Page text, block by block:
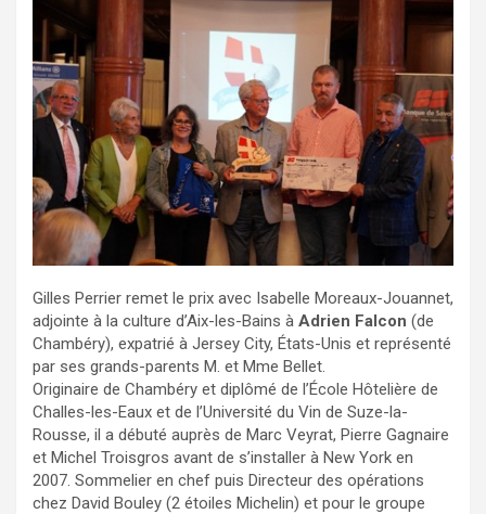
Gilles Perrier remet le prix avec Isabelle Moreaux-Jouannet,
adjointe à la culture d’Aix-les-Bains à Adrien Falcon (de
Chambéry), expatrié à Jersey City, États-Unis et représenté
par ses grands-parents M. et Mme Bellet.
Originaire de Chambéry et diplômé de l’École Hôtelière de
Challes-les-Eaux et de l’Université du Vin de Suze-la-
Rousse, il a débuté auprès de Marc Veyrat, Pierre Gagnaire
et Michel Troisgros avant de s’installer à New York en
2007. Sommelier en chef puis Directeur des opérations
chez David Bouley (2 étoiles Michelin) et pour le groupe